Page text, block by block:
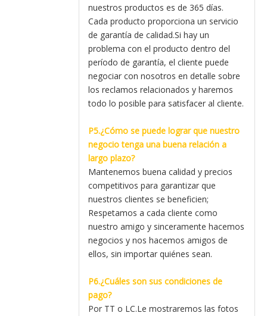
nuestros productos es de 365 días.
Cada producto proporciona un servicio
de garantía de calidad.Si hay un
problema con el producto dentro del
período de garantía, el cliente puede
negociar con nosotros en detalle sobre
los reclamos relacionados y haremos
todo lo posible para satisfacer al cliente.
P5.¿Cómo se puede lograr que nuestro
negocio tenga una buena relación a
largo plazo?
Mantenemos buena calidad y precios
competitivos para garantizar que
nuestros clientes se beneficien;
Respetamos a cada cliente como
nuestro amigo y sinceramente hacemos
negocios y nos hacemos amigos de
ellos, sin importar quiénes sean.
P6.¿Cuáles son sus condiciones de
pago?
Por TT o LC.Le mostraremos las fotos